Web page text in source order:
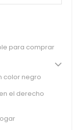
para comprar
color negro
el derecho